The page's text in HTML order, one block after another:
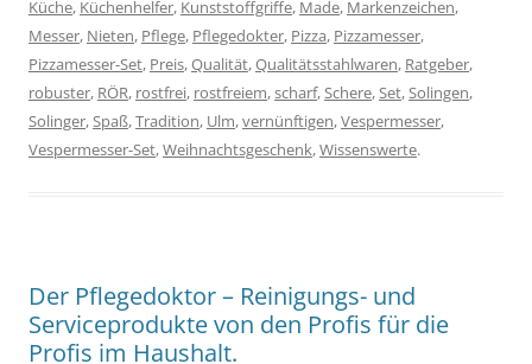
Küche, Küchenhelfer, Kunststoffgriffe, Made, Markenzeichen,
Messer, Nieten, Pflege, Pflegedokter, Pizza, Pizzamesser,
Pizzamesser-Set, Preis,Qualität,Qualitätsstahlwaren, Ratgeber,
robuster, RÖR, rostfrei, rostfreiem,scharf, Schere, Set, Solingen,
Solinger, Spaß,Tradition, Ulm,vernünftigen,Vespermesser,
Vespermesser-Set,Weihnachtsgeschenk,Wissenswerte.
Der Pflegedoktor – Reinigungs- und
Serviceprodukte von den Profis für die
Profis im Haushalt.